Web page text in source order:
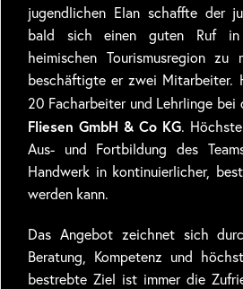
jugendlichen Elan schaffte der
bald sich einen guten Ruf in
heimischen Tourismusregion zu
beschäftigte er zwei Mitarbeiter.
20 Facharbeiter und Lehrlinge bei
Fliesen GmbH & Co KG.
Aus- und Fortbildung des
Handwerk in kontinuierlicher,
werden kann.
Das Angebot zeichnet sich
Beratung, Kompetenz und
bestrebte Ziel ist immer die